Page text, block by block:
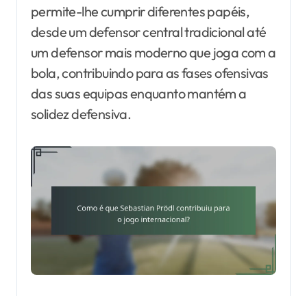
permite-lhe cumprir diferentes papéis,
desde um defensor central tradicional até
um defensor mais moderno que joga com a
bola, contribuindo para as fases ofensivas
das suas equipas enquanto mantém a
solidez defensiva.